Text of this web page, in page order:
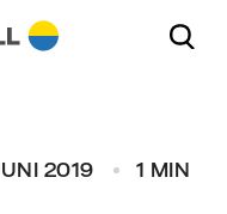
2019 1 MIN